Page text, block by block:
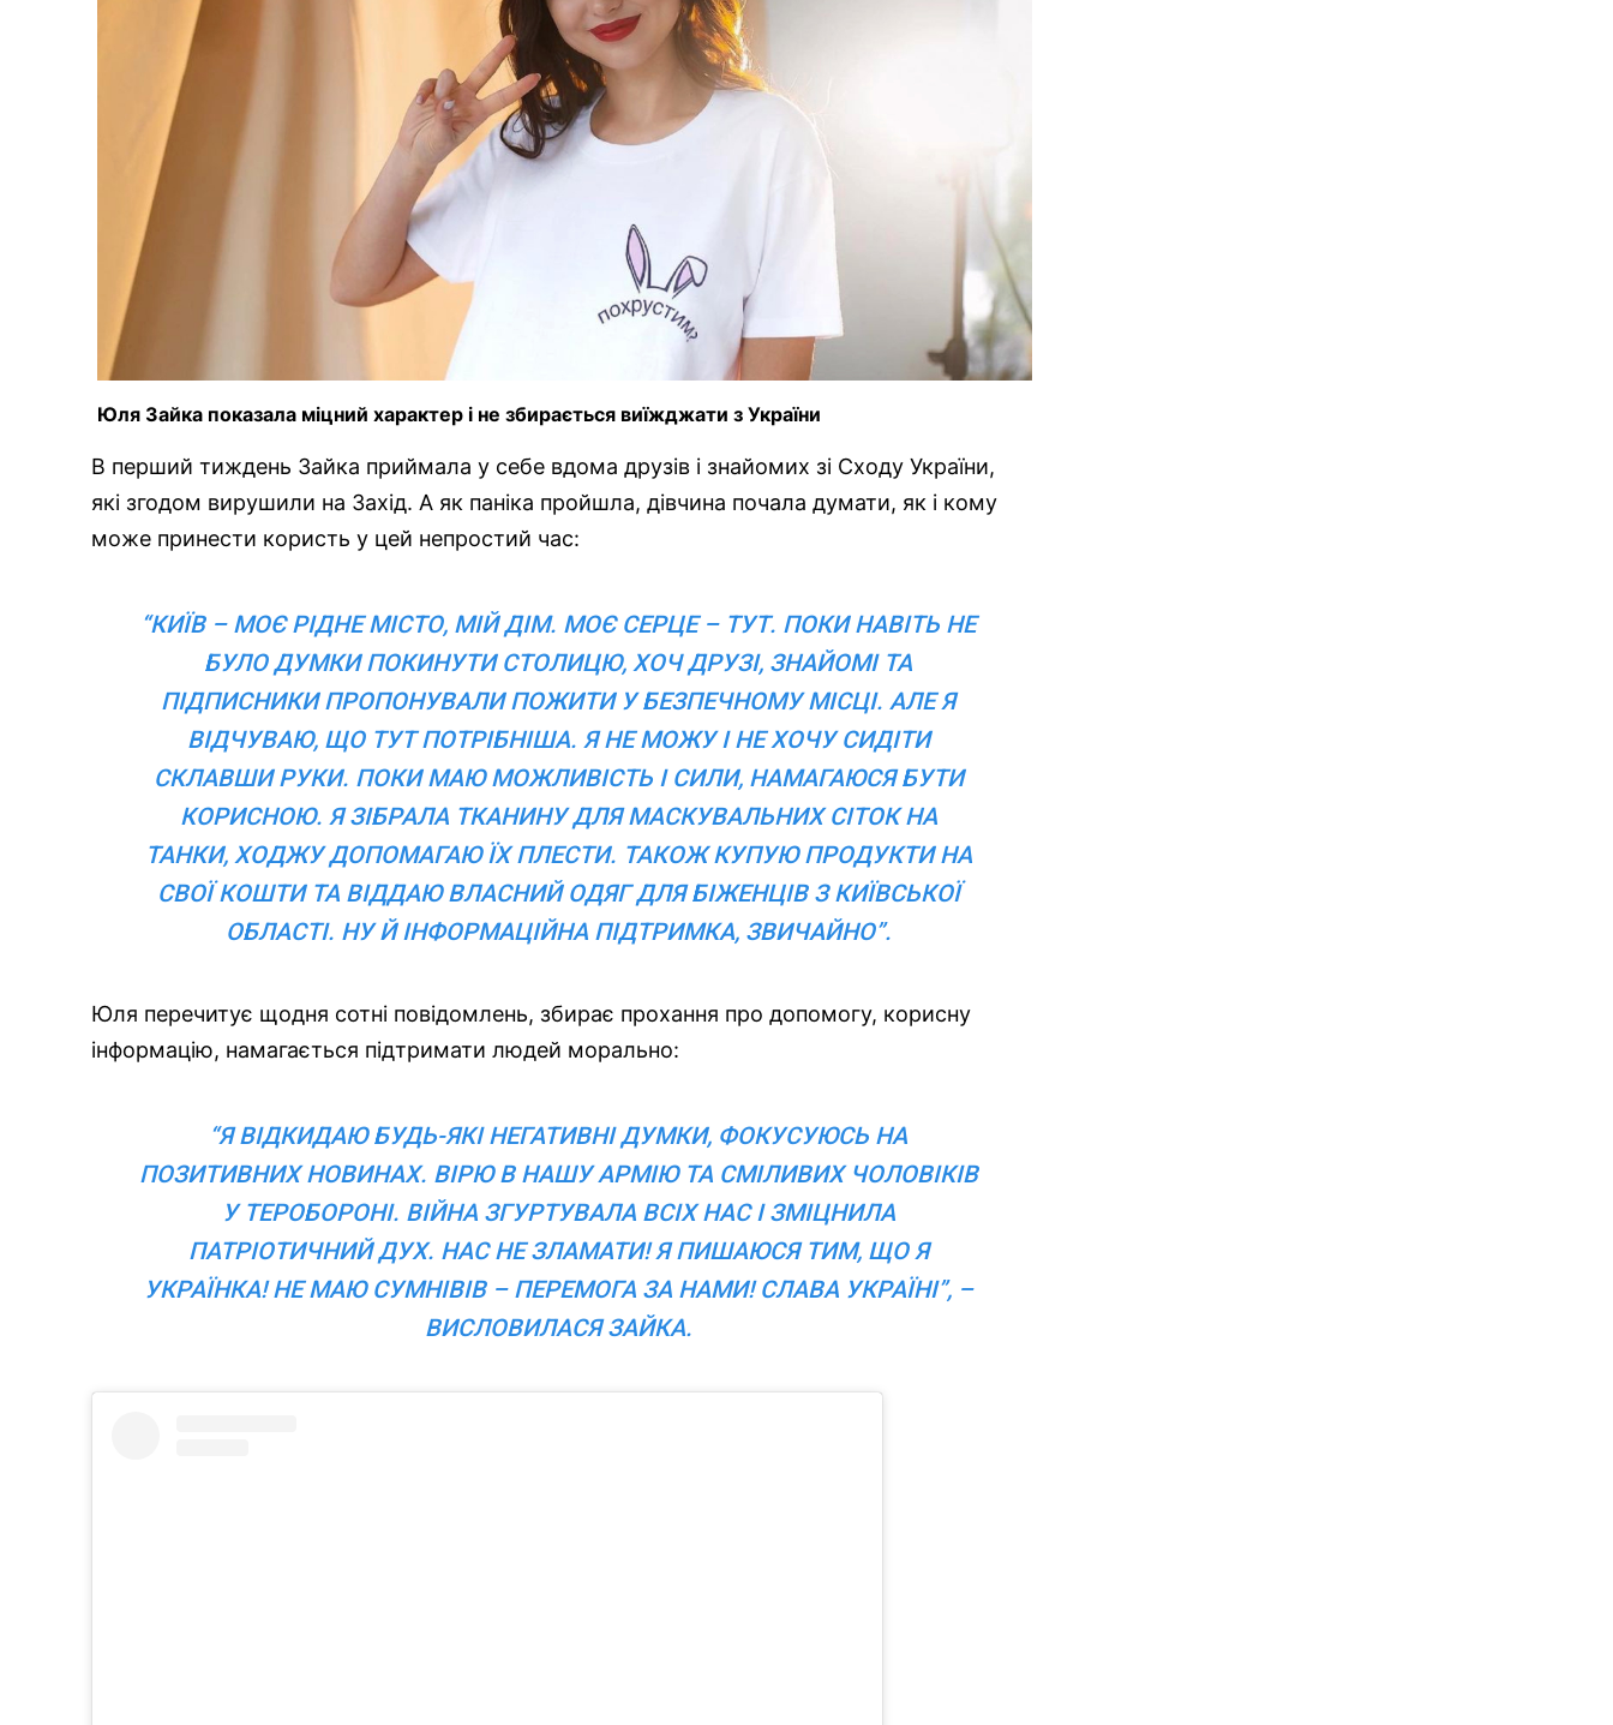
Юля Зайка показала міцний характер і не збирається виїжджати з України
В перший тиждень Зайка приймала у себе вдома друзів і знайомих зі Сходу України,
які згодом вирушили на Захід. А як паніка пройшла, дівчина почала думати, як і кому
може принести користь у цей непростий час:
“КИЇВ – МОЄ РІДНЕ МІСТО, МІЙ ДІМ. МОЄ СЕРЦЕ – ТУТ. ПОКИ НАВІТЬ НЕ
БУЛО ДУМКИ ПОКИНУТИ СТОЛИЦЮ, ХОЧ ДРУЗІ, ЗНАЙОМІ ТА
ПІДПИСНИКИ ПРОПОНУВАЛИ ПОЖИТИ У БЕЗПЕЧНОМУ МІСЦІ. АЛЕ Я
ВІДЧУВАЮ, ЩО ТУТ ПОТРІБНІША. Я НЕ МОЖУ І НЕ ХОЧУ СИДІТИ
СКЛАВШИ РУКИ. ПОКИ МАЮ МОЖЛИВІСТЬ І СИЛИ, НАМАГАЮСЯ БУТИ
КОРИСНОЮ. Я ЗІБРАЛА ТКАНИНУ ДЛЯ МАСКУВАЛЬНИХ СІТОК НА
ТАНКИ, ХОДЖУ ДОПОМАГАЮ ЇХ ПЛЕСТИ. ТАКОЖ КУПУЮ ПРОДУКТИ НА
СВОЇ КОШТИ ТА ВІДДАЮ ВЛАСНИЙ ОДЯГ ДЛЯ БІЖЕНЦІВ З КИЇВСЬКОЇ
ОБЛАСТІ. НУ Й ІНФОРМАЦІЙНА ПІДТРИМКА, ЗВИЧАЙНО”.
Юля перечитує щодня сотні повідомлень, збирає прохання про допомогу, корисну
інформацію, намагається підтримати людей морально:
“Я ВІДКИДАЮ БУДЬ-ЯКІ НЕГАТИВНІ ДУМКИ, ФОКУСУЮСЬ НА
ПОЗИТИВНИХ НОВИНАХ. ВІРЮ В НАШУ АРМІЮ ТА СМІЛИВИХ ЧОЛОВІКІВ
У ТЕРОБОРОНІ. ВІЙНА ЗГУРТУВАЛА ВСІХ НАС І ЗМІЦНИЛА
ПАТРІОТИЧНИЙ ДУХ. НАС НЕ ЗЛАМАТИ! Я ПИШАЮСЯ ТИМ, ЩО Я
УКРАЇНКА! НЕ МАЮ СУМНІВІВ – ПЕРЕМОГА ЗА НАМИ! СЛАВА УКРАЇНІ”, –
ВИСЛОВИЛАСЯ ЗАЙКА.